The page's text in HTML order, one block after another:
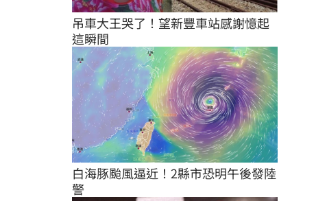
吊車大王哭了！望新豐車站感謝憶起
這瞬間
白海豚颱風逼近！2縣市恐明午後發陸
警